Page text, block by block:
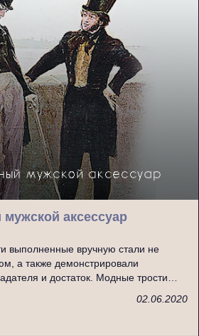
аксессуар
выполненные вручную стали не
а также демонстрировали
и достаток. Модные трости…
02.06.2020